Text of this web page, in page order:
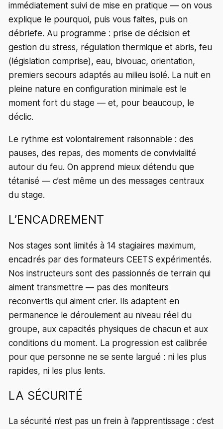
immédiatement suivi de mise en pratique — on vous
explique le pourquoi, puis vous faites, puis on
débriefe. Au programme : prise de décision et
gestion du stress, régulation thermique et abris, feu
(législation comprise), eau, bivouac, orientation,
premiers secours adaptés au milieu isolé. La nuit en
pleine nature en configuration minimale est le
moment fort du stage — et, pour beaucoup, le
déclic.
Le rythme est volontairement raisonnable : des
pauses, des repas, des moments de convivialité
autour du feu. On apprend mieux détendu que
tétanisé — c’est même un des messages centraux
du stage.
L’ENCADREMENT
Nos stages sont limités à 14 stagiaires maximum,
encadrés par des formateurs CEETS expérimentés.
Nos instructeurs sont des passionnés de terrain qui
aiment transmettre — pas des moniteurs
reconvertis qui aiment crier. Ils adaptent en
permanence le déroulement au niveau réel du
groupe, aux capacités physiques de chacun et aux
conditions du moment. La progression est calibrée
pour que personne ne se sente largué : ni les plus
rapides, ni les plus lents.
LA SÉCURITÉ
La sécurité n’est pas un frein à l’apprentissage : c’est